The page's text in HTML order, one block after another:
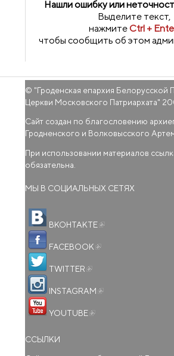
Нашли ошибку или
Выделите текст,
нажмитеCtrl +
чтобы сообщить об этом
© "Гроденская епархия Белорусской
Церкви Московского Патриархата"
Сайт создан по благословению
Гродненского и Волковысского
При использовании материалов
обязательна.
МЫ В СОЦИАЛЬНЫХ СЕТЯХ
ВКОНТАКТЕ
FACEBOOK
TWITTER
INSTAGRAM
YOUTUBE
ССЫЛКИ